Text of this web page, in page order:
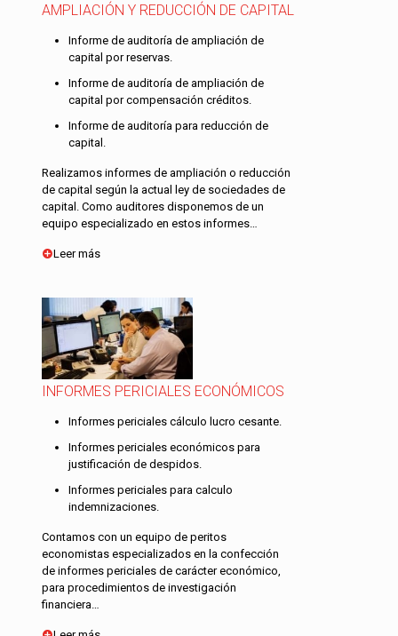
AMPLIACIÓN Y REDUCCIÓN DE CAPITAL
Informe de auditoría de ampliación de
capital por reservas.
Informe de auditoría de ampliación de
capital por compensación créditos.
Informe de auditoría para reducción de
capital.
Realizamos informes de ampliación o reducción
de capital según la actual ley de sociedades de
capital. Como auditores disponemos de un
equipo especializado en estos informes…
Leer más
INFORMES PERICIALES ECONÓMICOS
Informes periciales cálculo lucro cesante.
Informes periciales económicos para
justificación de despidos.
Informes periciales para calculo
indemnizaciones.
Contamos con un equipo de peritos
economistas especializados en la confección
de informes periciales de carácter económico,
para procedimientos de investigación
financiera…